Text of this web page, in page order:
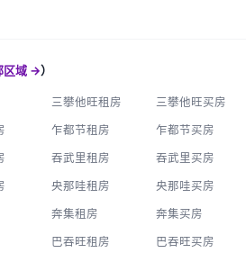
区域 →）
三攀他旺租房 三攀他旺买房
乍都节租房 乍都节买房
吞武里租房 吞武里买房
央那哇租房 央那哇买房
奔集租房 奔集买房
巴吞旺租房 巴吞旺买房